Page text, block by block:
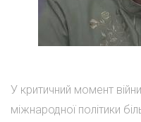
У критичний момент
міжнародної політики